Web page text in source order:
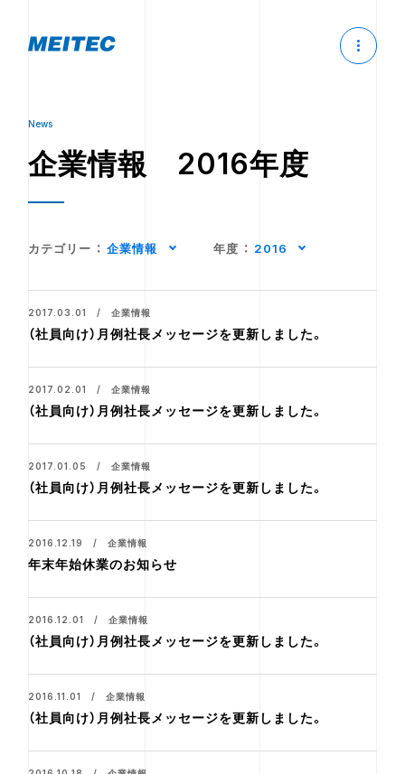
News
企業情報 2016年度
カテゴリー ： 企業情報 年度 ： 2016
2017.03.01 / 企業情報
（社員向け）月例社長メッセージを更新しました。
2017.02.01 / 企業情報
（社員向け）月例社長メッセージを更新しました。
2017.01.05 / 企業情報
（社員向け）月例社長メッセージを更新しました。
2016.12.19 / 企業情報
年末年始休業のお知らせ
2016.12.01 / 企業情報
（社員向け）月例社長メッセージを更新しました。
2016.11.01 / 企業情報
（社員向け）月例社長メッセージを更新しました。